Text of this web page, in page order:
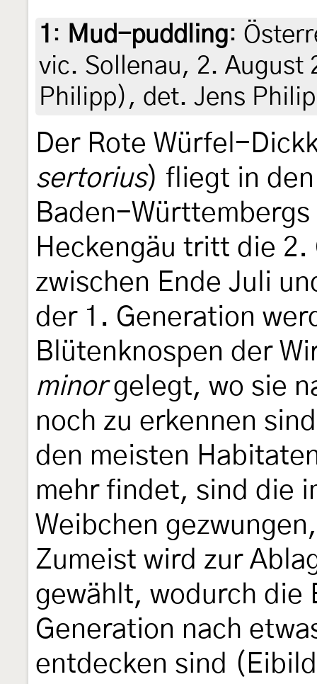
1 : Mud-puddling:
vic. Sollenau, 2. August
Philipp), det. Jens
Der Rote Würfel-
sertorius) fliegt in
Baden-
Heckengäu tritt die
zwischen Ende Juli
der 1. Generation
Blütenknospen der
minorgelegt, wo sie
noch zu erkennen
den meisten
mehr findet, sind die
Weibchen
Zumeist wird zur
gewählt, wodurch die
Generation nach
entdecken sind